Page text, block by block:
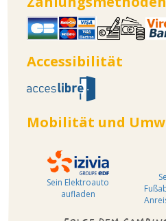
Accessibilität
Mobilität und
Sein Elektroauto
aufladen